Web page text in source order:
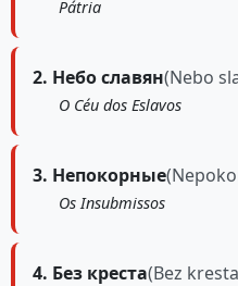
Pátria
2. Небо славян(Nebo
O Céu dos Eslavos
3. Непокорные
Os Insubmissos
4. Без креста(Bez